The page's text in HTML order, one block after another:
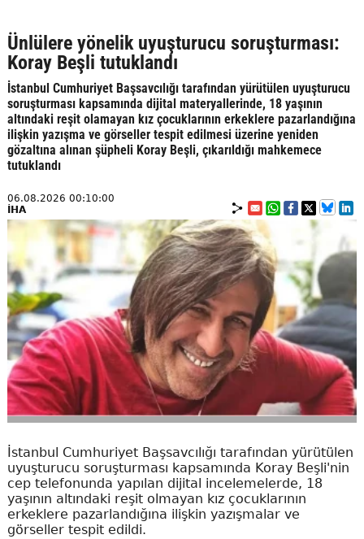
Ünlülere yönelik uyuşturucu soruşturması:
Koray Beşli tutuklandı
İstanbul Cumhuriyet Başsavcılığı tarafından yürütülen uyuşturucu
soruşturması kapsamında dijital materyallerinde, 18 yaşının
altındaki reşit olamayan kız çocuklarının erkeklere pazarlandığına
ilişkin yazışma ve görseller tespit edilmesi üzerine yeniden
gözaltına alınan şüpheli Koray Beşli, çıkarıldığı mahkemece
tutuklandı
06.08.2026 00:10:00
İHA
İstanbul Cumhuriyet Başsavcılığı tarafından yürütülen
uyuşturucu soruşturması kapsamında Koray Beşli'nin
cep telefonunda yapılan dijital incelemelerde, 18
yaşının altındaki reşit olmayan kız çocuklarının
erkeklere pazarlandığına ilişkin yazışmalar ve
görseller tespit edildi.